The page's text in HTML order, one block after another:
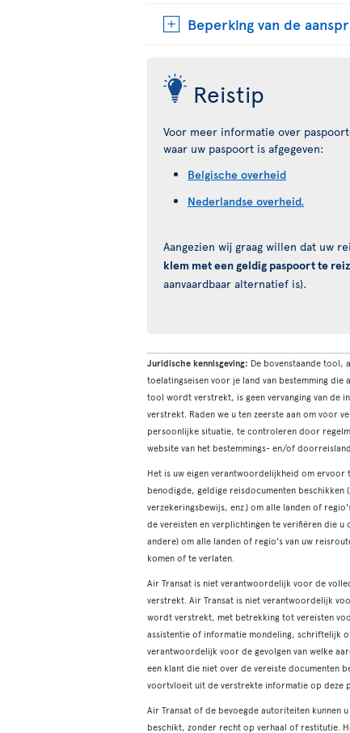
Beperking van de
Reistip
Voor meer informatie over
waar uw paspoort is afgegeven:
Belgische overheid
Nederlandse overheid.
Aangezien wij graag willen dat uw
klem met een geldig paspoort te
aanvaardbaar alternatief is).
Juridische kennisgeving: De bovenstaande tool,
toelatingseisen voor je land van bestemming
tool wordt verstrekt, is geen vervanging van de
verstrekt. Raden we u ten zeerste aan om voor
persoonlijke situatie, te controleren door
website van het bestemmings- en/of
Het is uw eigen verantwoordelijkheid om ervoor
benodigde, geldige reisdocumenten
verzekeringsbewijs, enz.) om alle landen of
de vereisten en verplichtingen te verifiëren die
andere) om alle landen of regio's van uw
komen of te verlaten.
Air Transat is niet verantwoordelijk voor de
verstrekt. Air Transat is niet verantwoordelijk
wordt verstrekt, met betrekking tot vereisten
assistentie of informatie mondeling, schriftelijk
verantwoordelijk voor de gevolgen van welke
een klant die niet over de vereiste documenten
voortvloeit uit de verstrekte informatie op deze
Air Transat of de bevoegde autoriteiten kunnen
beschikt, zonder recht op verhaal of restitutie.